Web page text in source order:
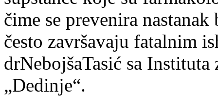
čime se prevenira
često završavaju fatalnim
drNebojšaTasić sa Instituta
„Dedinje“.